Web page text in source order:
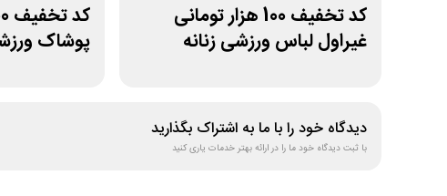
کد تخفیف 100 هزار تومانی
غیراول لباس ورزشی زنانه
پوشاک
دیدگاه خود را با ما به اشتراک بگذارید
با ثبت دیدگاه خود ما را در ارائه بهتر خدمات یاری کنید